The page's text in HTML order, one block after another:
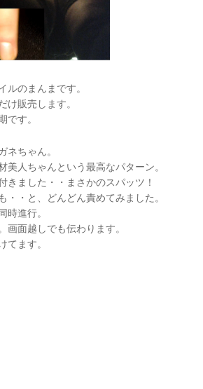
ルのまんまです。
け販売します。
です。
ネちゃん。
美人ちゃんという最高なパターン。
きました・・まさかのスパッツ！
・・と、どんどん責めてみました。
時進行。
画面越しでも伝わります。
てます。